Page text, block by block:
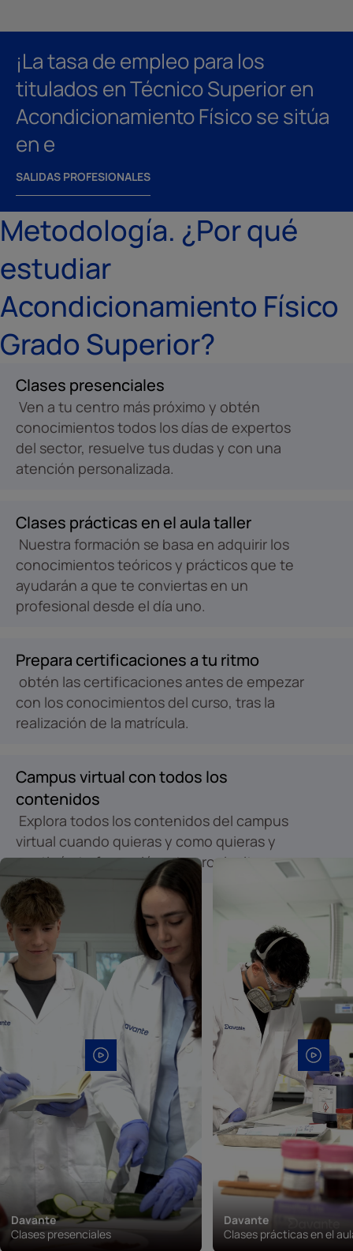
¡La tasa de empleo para los
titulados en Técnico Superior en
Acondicionamiento Físico se sitúa
en e
SALIDAS PROFESIONALES
Metodología. ¿Por qué
estudiar
Acondicionamiento Físico
Grado Superior?
Clases presenciales
Ven a tu centro más próximo y obtén
conocimientos todos los días de expertos
del sector, resuelve tus dudas y con una
atención personalizada.
Clases prácticas en el aula taller
Nuestra formación se basa en adquirir los
conocimientos teóricos y prácticos que te
ayudarán a que te conviertas en un
profesional desde el día uno.
Prepara certificaciones a tu ritmo
obtén las certificaciones antes de empezar
con los conocimientos del curso, tras la
realización de la matrícula.
Campus virtual con todos los
contenidos
Explora todos los contenidos del campus
virtual cuando quieras y como quieras y
continúa tu formación a tu propio ritmo.
Davante
Clases presenciales
Davante
Clases prácticas en el